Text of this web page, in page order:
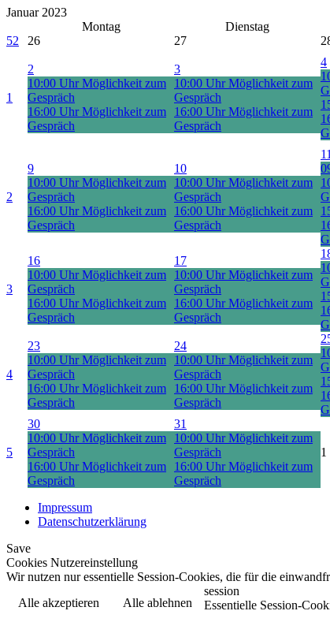
Januar 2023
Montag
Dienstag
52
26 27
1
2
10:00 Uhr Möglichkeit zum
Gespräch
16:00 Uhr Möglichkeit zum
Gespräch
3
10:00 Uhr Möglichkeit zum
Gespräch
16:00 Uhr Möglichkeit zum
Gespräch
4
2
9
10:00 Uhr Möglichkeit zum
Gespräch
16:00 Uhr Möglichkeit zum
Gespräch
10
10:00 Uhr Möglichkeit zum
Gespräch
16:00 Uhr Möglichkeit zum
Gespräch
11
3
16
10:00 Uhr Möglichkeit zum
Gespräch
16:00 Uhr Möglichkeit zum
Gespräch
17
10:00 Uhr Möglichkeit zum
Gespräch
16:00 Uhr Möglichkeit zum
Gespräch
4
23
10:00 Uhr Möglichkeit zum
Gespräch
16:00 Uhr Möglichkeit zum
Gespräch
24
10:00 Uhr Möglichkeit zum
Gespräch
16:00 Uhr Möglichkeit zum
Gespräch
5
30
10:00 Uhr Möglichkeit zum
Gespräch
16:00 Uhr Möglichkeit zum
Gespräch
31
10:00 Uhr Möglichkeit zum
Gespräch
16:00 Uhr Möglichkeit zum
Gespräch
1
Impressum
Datenschutzerklärung
Save
Cookies Nutzereinstellung
Wir nutzen nur essentielle Session-Cookies, die für die
Alle akzeptieren
Alle ablehnen
session
Essentielle Session-